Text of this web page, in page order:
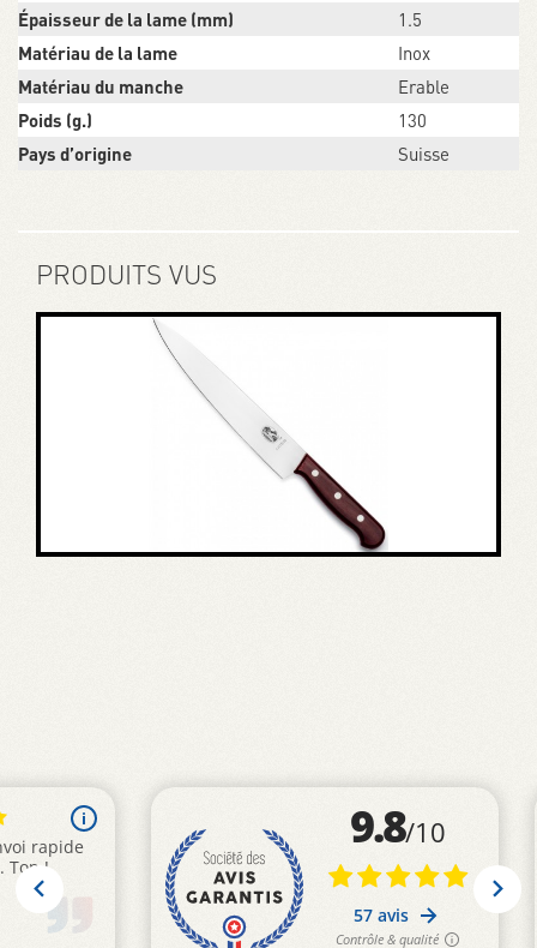
Épaisseur de la lame (mm)
1.5
Matériau de la lame
Inox
Matériau du manche
Erable
Poids (g.)
130
Pays d’origine
Suisse
PRODUITS VUS